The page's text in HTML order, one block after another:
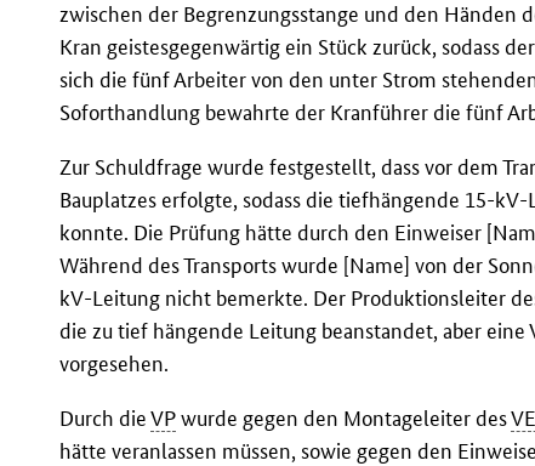
zwischen der Begrenzungsstange und den Händen
Kran geistesgegenwärtig ein Stück zurück, sodass
sich die fünf Arbeiter von den unter Strom
Soforthandlung bewahrte der Kranführer die fünf
Zur Schuldfrage wurde festgestellt, dass vor dem
Bauplatzes erfolgte, sodass die tiefhängende 15-
konnte. Die Prüfung hätte durch den Einweiser
Während des Transports wurde [Name] von der
kV-Leitung nicht bemerkte. Der Produktionsleiter
die zu tief hängende Leitung beanstandet, aber eine
vorgesehen.
Durch dieVPwurde gegen den Montageleiter des
hätte veranlassen müssen, sowie gegen den